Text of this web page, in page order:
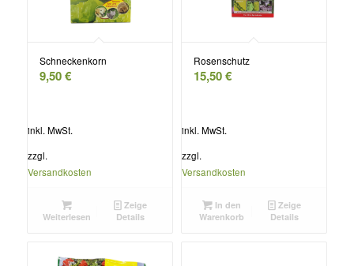
Schneckenkorn
9,50€
inkl. MwSt.
zzgl.
Versandkosten
Weiterlesen
Zeige
Details
Rosenschutz
15,50€
inkl. MwSt.
zzgl.
Versandkosten
In den
Warenkorb
Zeige
Details